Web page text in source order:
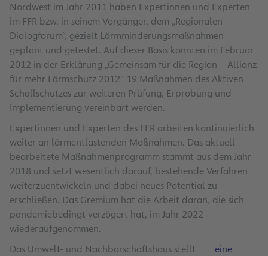
Nordwest im Jahr 2011 haben Expertinnen und Experten
im FFR bzw. in seinem Vorgänger, dem „Regionalen
Dialogforum“, gezielt Lärmminderungsmaßnahmen
geplant und getestet. Auf dieser Basis konnten im Februar
2012 in der Erklärung „Gemeinsam für die Region – Allianz
für mehr Lärmschutz 2012“ 19 Maßnahmen des Aktiven
Schallschutzes zur weiteren Prüfung, Erprobung und
Implementierung vereinbart werden.
Expertinnen und Experten des FFR arbeiten kontinuierlich
weiter an lärmentlastenden Maßnahmen. Das aktuell
bearbeitete Maßnahmenprogramm stammt aus dem Jahr
2018 und setzt wesentlich darauf, bestehende Verfahren
weiterzuentwickeln und dabei neues Potential zu
erschließen. Das Gremium hat die Arbeit daran, die sich
pandemiebedingt verzögert hat, im Jahr 2022
wiederaufgenommen.
Das Umwelt- und Nachbarschaftshaus stellt
eine